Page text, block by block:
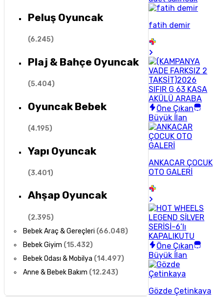
Peluş Oyuncak
(6.245)
Plaj & Bahçe Oyuncak
(5.404)
Oyuncak Bebek
(4.195)
Yapı Oyuncak
(3.401)
Ahşap Oyuncak
(2.395)
Bebek Araç & Gereçleri (66.048)
Bebek Giyim (15.432)
Bebek Odası & Mobilya (14.497)
Anne & Bebek Bakım (12.243)
fatih demir
Öne Çıkan
Büyük İlan
ANKACAR ÇOCUK
OTO GALERİ
Öne Çıkan
Büyük İlan
Gözde Çetinkaya